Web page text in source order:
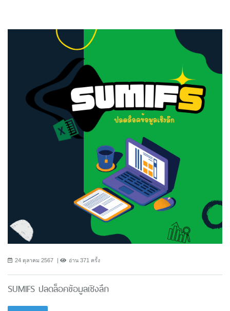
24 ตุลาคม 2567 อ่าน 371 ครั้ง
SUMIFS ปลดล็อคข้อมูลเชิงลึก